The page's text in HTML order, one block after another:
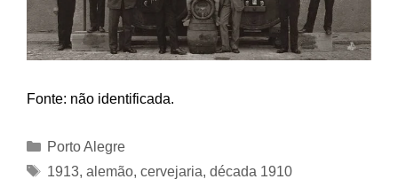
Fonte: não identificada.
Categorias
Porto Alegre
Tags
1913, alemão, cervejaria, década 1910